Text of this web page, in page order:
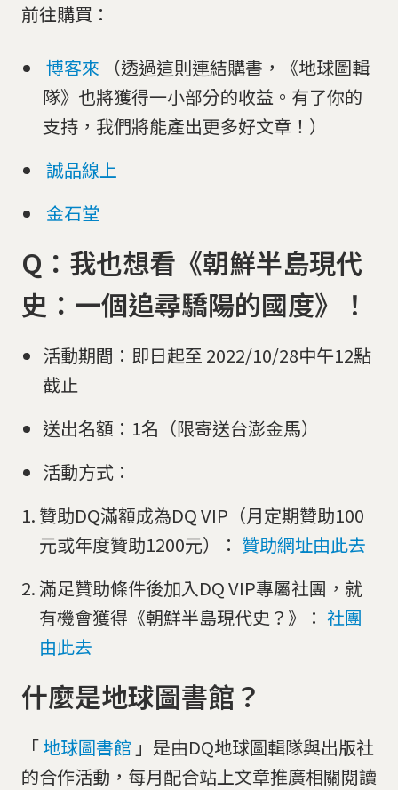
前往購買：
博客來
（透過這則連結購書，《地球圖輯
隊》也將獲得一小部分的收益。有了你的
支持，我們將能產出更多好文章！）
誠品線上
金石堂
Q：我也想看《朝鮮半島現代
史：一個追尋驕陽的國度》！
活動期間：即日起至 2022/10/28中午12點
截止
送出名額：1名（限寄送台澎金馬）
活動方式：
贊助DQ滿額成為DQ VIP（月定期贊助100
元或年度贊助1200元）⁣： 贊助網址由此去
滿足贊助條件後加入DQ VIP專屬社團，就
有機會獲得《朝鮮半島現代史？》⁣： 社團
由此去
什麼是地球圖書館？
「地球圖書館 」是由DQ地球圖輯隊與出版社
的合作活動，每月配合站上文章推廣相關閱讀